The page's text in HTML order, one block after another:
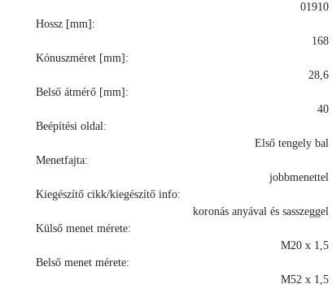
01910
Hossz [mm]:
168
Kónuszméret [mm]:
28,6
Belső átmérő [mm]:
40
Beépítési oldal:
Első tengely bal
Menetfajta:
jobbmenettel
Kiegészítő cikk/kiegészítő info:
koronás anyával és sasszeggel
Külső menet mérete:
M20 x 1,5
Belső menet mérete:
M52 x 1,5